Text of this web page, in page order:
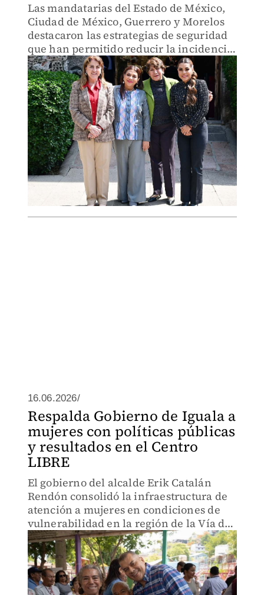
Las mandatarias del Estado de México,
Ciudad de México, Guerrero y Morelos
destacaron las estrategias de seguridad
que han permitido reducir la incidencia
delictiva.
16.06.2026/
Respalda Gobierno de Iguala a
mujeres con políticas públicas
y resultados en el Centro
LIBRE
El gobierno del alcalde Erik Catalán
Rendón consolidó la infraestructura de
atención a mujeres en condiciones de
vulnerabilidad en la región de la Vía de
los Balmaceda.